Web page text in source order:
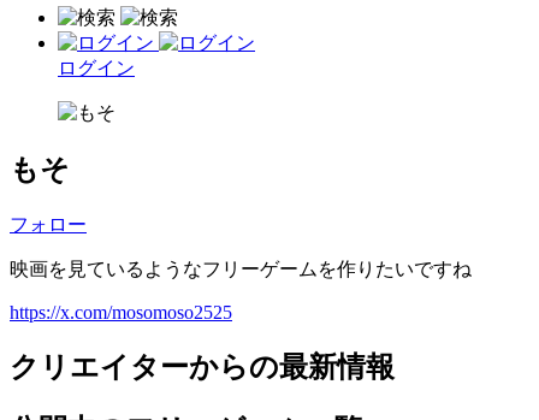
ログイン
もそ
フォロー
映画を見ているようなフリーゲームを作りたいですね
https://x.com/mosomoso2525
クリエイターからの最新情報